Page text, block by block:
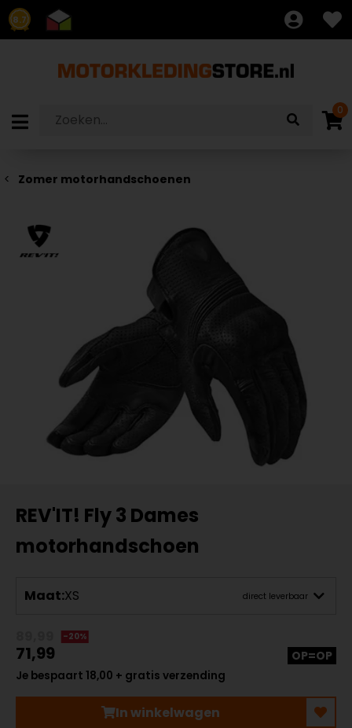
8.7
0
Zomer motorhandschoenen
REV'IT! Fly 3 Dames
motorhandschoen
Maat:XS direct leverbaar
-20%
71,99
Je bespaart 18,00 + gratis verzending
OP=OP
In winkelwagen